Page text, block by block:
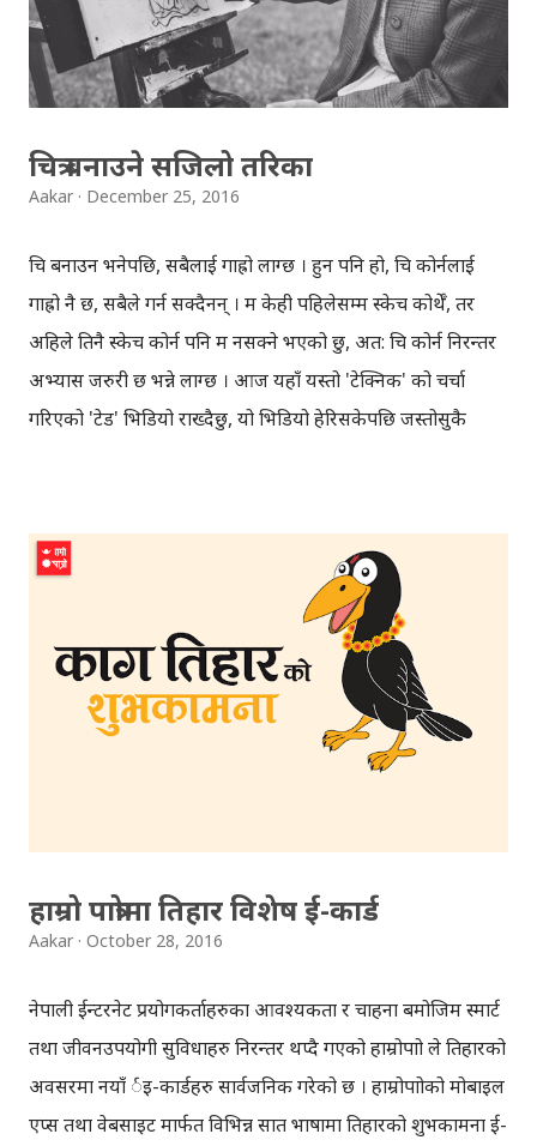
चित्र बनाउने सजिलो तरिका
Aakar December 25, 2016
चित्र बनाउन भनेपछि, सबैलाई गाह्रो लाग्छ । हुन पनि हो, चित्र कोर्नलाई
गाह्रो नै छ, सबैले गर्न सक्दैनन् । म केही पहिलेसम्म स्केच कोर्थेँ, तर
अहिले तिनै स्केच कोर्न पनि म नसक्ने भएको छु, अत: चित्र कोर्न निरन्तर
अभ्यास जरुरी छ भन्ने लाग्छ । आज यहाँ यस्तो 'टेक्निक' को चर्चा
गरिएको 'टेड' भिडियो राख्दैछु, यो भिडियो हेरिसकेपछि जस्तोसुकै
होइन, त्यसको लागि त निरन्तर अभ्यास नै आवश्यक पर्छ । तर यति चैँ
भन्न सकिन्छ कि, यो भिडियो हेरिसकेपछि तपाईले 'अल्बर्ट
आइन्सटाइन'को स्केच चैँ सजिलै बनाउन सक्नुहुन्छ । वाँयाबाट दाँया
क्रमैसँग । कागज र कलम तयारी अवस्थामा राखेर, चित्र बनाउन सिकाउने
तलको टेड टकको भिडियो हेरौँ । टेड टक'को यो भिडियोमा ग्राम स्‌ ले
भनेजस्तै सजिलै चित्र कोर्न सकिन्छ । एकपटक अवश्य बनाउनुहोस् ।
हाम्रो पात्रोमा तिहार विशेष ई-कार्ड
Aakar October 28, 2016
नेपाली ईन्टरनेट प्रयोगकर्ताहरुका आवश्यकता र चाहना बमोजिम स्मार्ट
तथा जीवनउपयोगी सुविधाहरु निरन्तर थप्दै गएको हाम्रोपात्रो ले तिहारको
अवसरमा नयाँ र्इ-कार्डहरु सार्वजनिक गरेको छ । हाम्रोपात्रोको मोबाइल
एप्स तथा वेबसाइट मार्फत विभिन्न सात भाषामा तिहारको शुभकामना ई-